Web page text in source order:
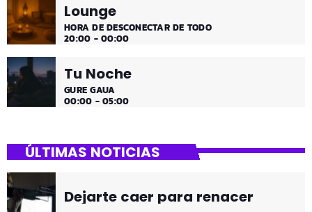
Lounge
HORA DE DESCONECTAR DE TODO
20:00 - 00:00
Tu Noche
GURE GAUA
00:00 - 05:00
ÚLTIMAS NOTICIAS
Dejarte caer para renacer